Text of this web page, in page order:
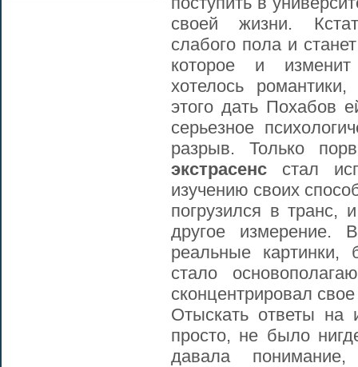
своей жизни.
слабого пола и
которое и
хотелось
этого дать Похабов
серьезное
разрыв. Только
экстрасенс стал
изучению своих
погрузился в
другое
реальные
стало
сконцентрировал
Отыскать ответы
просто, не было
давала